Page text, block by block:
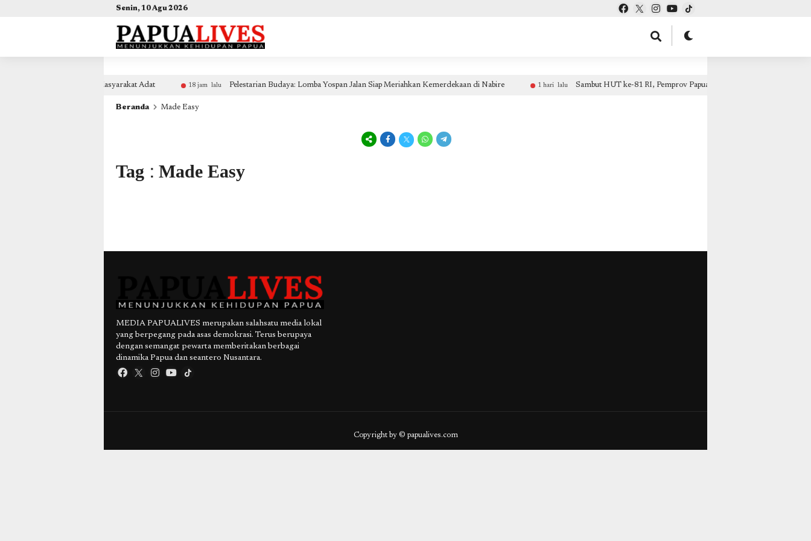
(self.SWG_BASIC = self.SWG_BASIC || []).push( basicSubscriptions => { basicSubscriptions.init({ type: "NewsArticle", isPartOfType: ["Product"], isPartOfProductId: "CAow7IrHDA:openaccess", clientOptions: { theme: "light", lang: "id" }, }); });
mgid.com, 600000, DIRECT,
d4c29acad76ce94f google.com, pub-2441454515104767, DIRECT, f08c47fec0942fa0 google.com, pub-2441454515104767, RESELLER, f08c47fec0942fa0
Senin, 10 Agu 2026
yang Merugikan Masyarakat Adat 18 jam lalu Pelestarian Budaya: Lomba Yospan Jalan Siap Meriahkan Kemerdekaan di Nabire 1 hari lalu Sambut HUT ke-81 RI, Pemprov Papua Tengah Gelar Layanan
Beranda Made Easy
Tag : Made Easy
MEDIA PAPUALIVES merupakan salahsatu media lokal
yang berpegang pada asas demokrasi. Terus berupaya
dengan semangat pewarta memberitakan berbagai
dinamika Papua dan seantero Nusantara.
Copyright by © papualives.com